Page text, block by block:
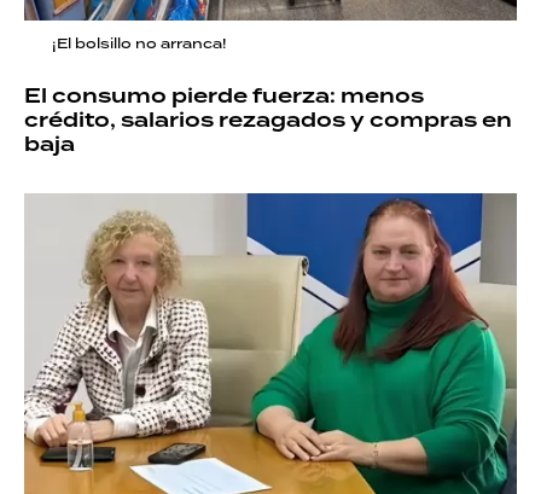
¡El bolsillo no arranca!
El consumo pierde fuerza: menos
crédito, salarios rezagados y compras en
baja